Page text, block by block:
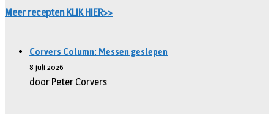
Meer recepten KLIK HIER>>
Corvers Column: Messen geslepen
8 juli 2026
door Peter Corvers